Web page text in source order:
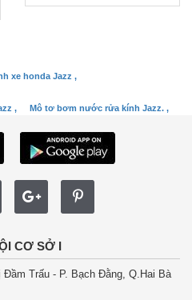
xe honda Jazz ,
,
Mô tơ bơm nước rửa kính Jazz. ,
CƠ SỞ I
Trấu - P. Bạch Đằng, Q.Hai Bà